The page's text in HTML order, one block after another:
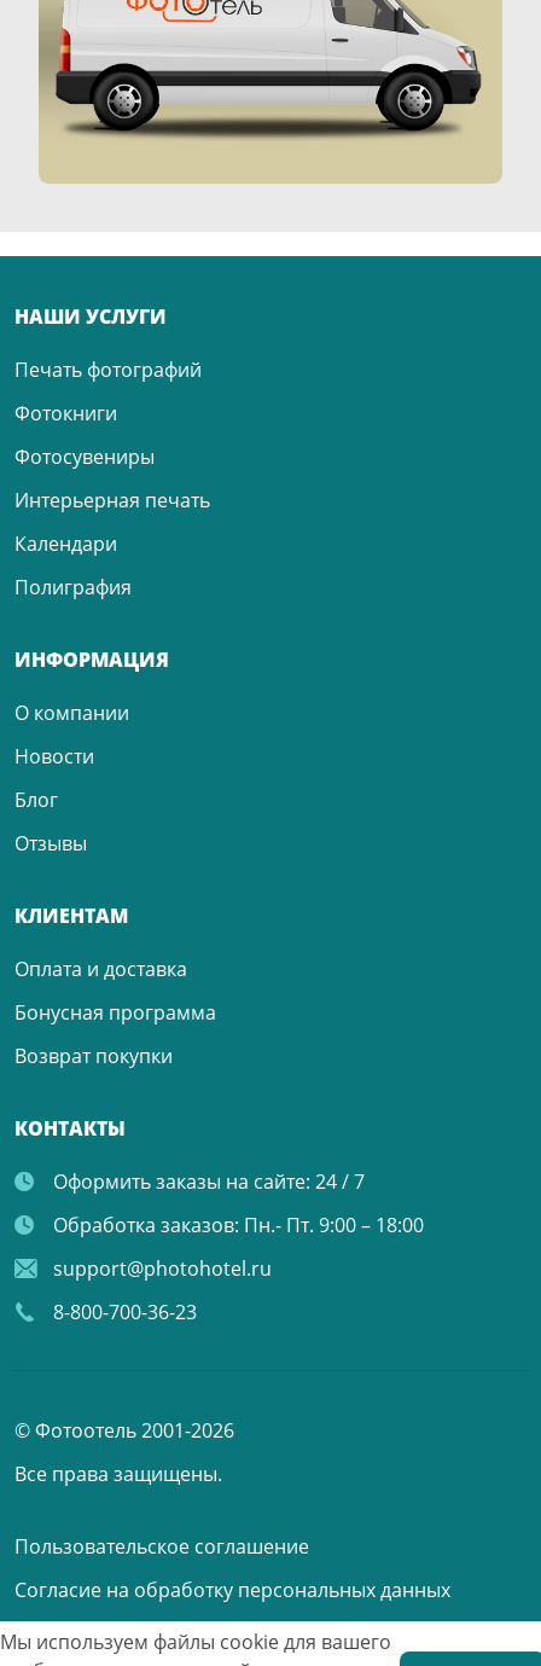
Мы используем файлы cookie для вашего
НАШИ УСЛУГИ
Печать фотографий
Фотокниги
Фотосувениры
Интерьерная печать
Календари
Полиграфия
ИНФОРМАЦИЯ
О компании
Новости
Блог
Отзывы
КЛИЕНТАМ
Оплата и доставка
Бонусная программа
Возврат покупки
КОНТАКТЫ
Оформить заказы на сайте: 24 / 7
Обработка заказов: Пн.- Пт. 9:00 – 18:00
support@photohotel.ru
8-800-700-36-23
© Фотоотель 2001-2026
Все права защищены.
Пользовательское соглашение
Согласие на обработку персональных данных